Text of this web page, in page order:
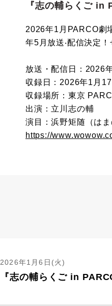
『志の輔らくご in
2026年1月PARCO劇
年5⽉放送‧配信決定！
放送・配信日：2026
収録日：2026年1月17
収録場所：東京
出演：立川志の輔
演目：浜野矩随（はま
https://
2026年1月6日(火)
『志の輔らくご in